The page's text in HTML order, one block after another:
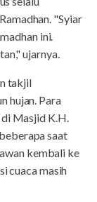
"Syiar
ini.
ujarnya.
takjil
hujan. Para
Masjid K.H.
saat
kembali ke
cuaca masih